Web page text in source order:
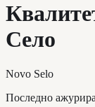
Село
Novo Selo
Последно